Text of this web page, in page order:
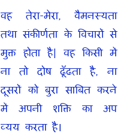
वह तेरा-मेरा, वैमनस्यता
तथा संकीर्णता के विचारों से
मुक्त होता है| वह किसी में
ना तो दोष ढूँढता है, ना
दूसरों को बुरा साबित करने
में अपनी शक्ति का अप
व्यय करता है।